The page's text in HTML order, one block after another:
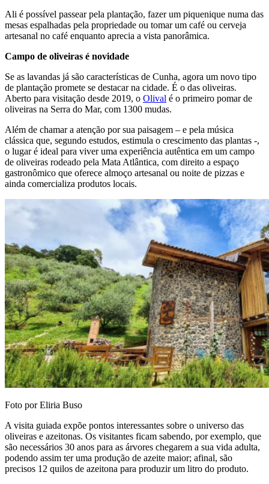
Ali é possível passear pela plantação, fazer um piquenique numa das
mesas espalhadas pela propriedade ou tomar um café ou cerveja
artesanal no café enquanto aprecia a vista panorâmica.
Campo de oliveiras é novidade
Se as lavandas já são características de Cunha, agora um novo tipo
de plantação promete se destacar na cidade. É o das oliveiras.
Aberto para visitação desde 2019, o Olival é o primeiro pomar de
oliveiras na Serra do Mar, com 1300 mudas.
Além de chamar a atenção por sua paisagem – e pela música
clássica que, segundo estudos, estimula o crescimento das plantas -,
o lugar é ideal para viver uma experiência autêntica em um campo
de oliveiras rodeado pela Mata Atlântica, com direito a espaço
gastronômico que oferece almoço artesanal ou noite de pizzas e
ainda comercializa produtos locais.
Foto por Eliria Buso
A visita guiada expõe pontos interessantes sobre o universo das
oliveiras e azeitonas. Os visitantes ficam sabendo, por exemplo, que
são necessários 30 anos para as árvores chegarem a sua vida adulta,
podendo assim ter uma produção de azeite maior; afinal, são
precisos 12 quilos de azeitona para produzir um litro do produto.